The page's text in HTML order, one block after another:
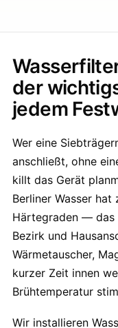
der
jedem
Wer eine
anschließt, ohne
killt das Gerät
Berliner Wasser
Härtegraden — das
Bezirk und
Wärmetauscher,
kurzer Zeit innen
Brühtemperatur
Wir installieren